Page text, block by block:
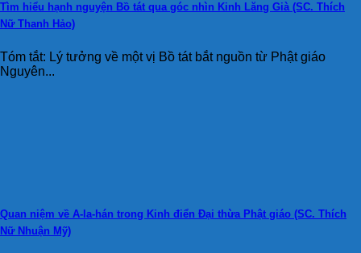
Tìm hiểu hạnh nguyện Bồ tát qua góc nhìn Kinh Lăng Già (SC. Thích
Nữ Thanh Hảo)
Tóm tắt: Lý tưởng về một vị Bồ tát bắt nguồn từ Phật giáo
Nguyên...
Quan niệm về A-la-hán trong Kinh điển Đại thừa Phật giáo (SC. Thích
Nữ Nhuận Mỹ)